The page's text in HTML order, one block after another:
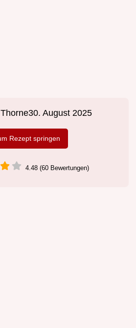
30. August 2025
Rezept springen
4.48 (60 Bewertungen)